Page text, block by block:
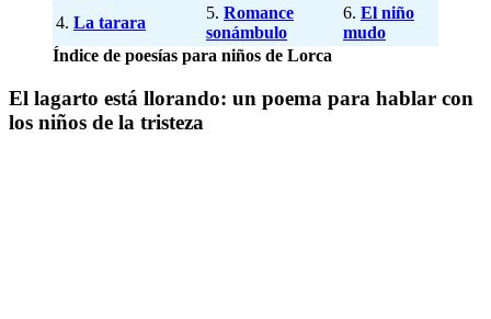
4. La tarara
5. Romance
sonámbulo
6. El niño
mudo
Índice de poesías para niños de Lorca
El lagarto está llorando: un poema para hablar con
los niños de la tristeza